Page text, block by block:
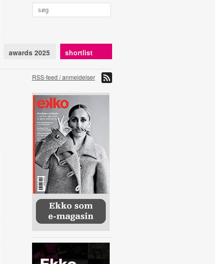
awards 2025 shortlist
RSS-feed / anmeldelser